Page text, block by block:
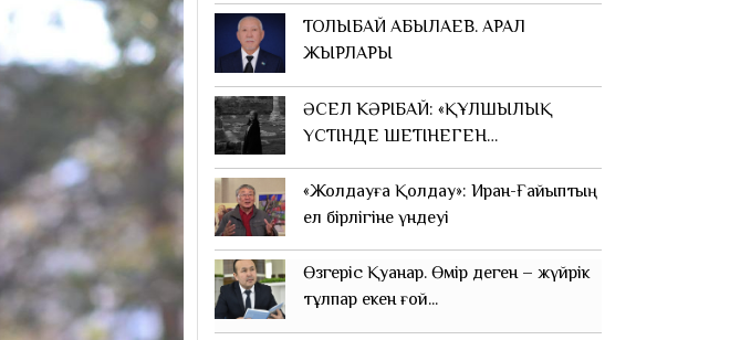
ТОЛЫБАЙ АБЫЛАЕВ. АРАЛ
ЖЫРЛАРЫ
ӘСЕЛ КӘРІБАЙ: «ҚҰЛШЫЛЫҚ
ҮСТІНДЕ ШЕТІНЕГЕН
«Жолдауға Қолдау»: Иран-Ғайыптың
ел бірлігіне үндеуі
Өзгеріс Қуанар. Өмір деген – жүйрік
тұлпар екен ғой...